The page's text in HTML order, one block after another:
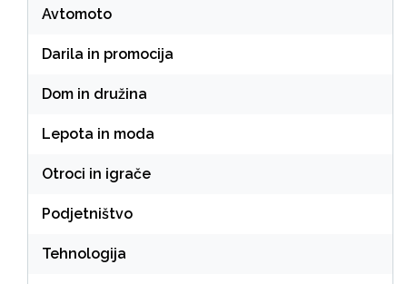
Avtomoto
Darila in promocija
Dom in družina
Lepota in moda
Otroci in igrače
Podjetništvo
Tehnologija